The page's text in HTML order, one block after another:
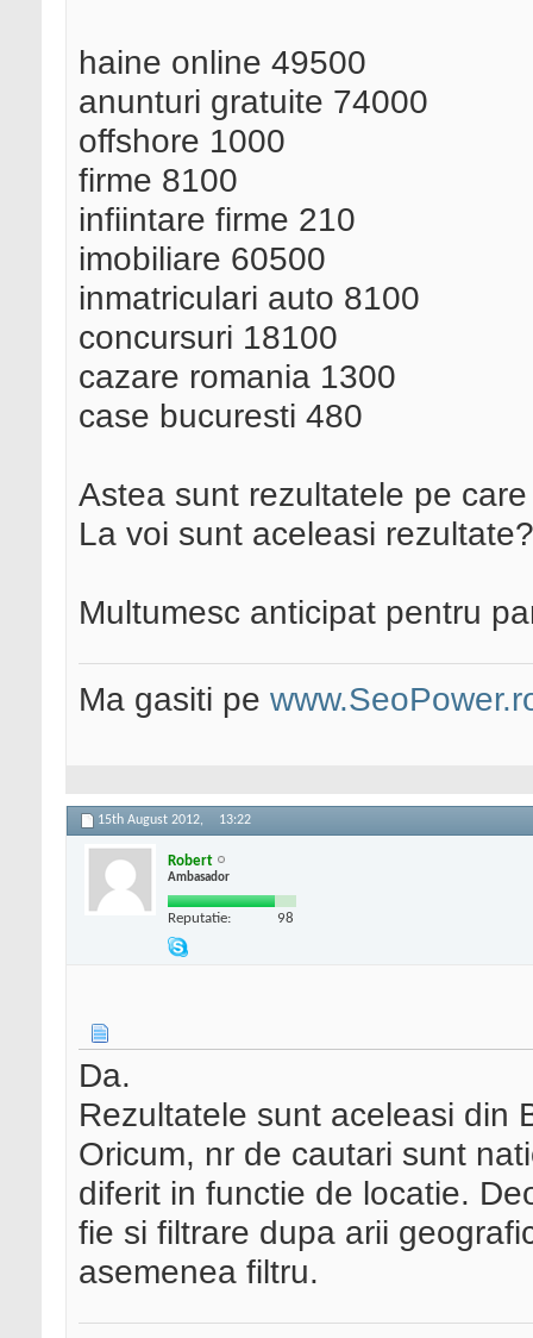
haine online 49500
anunturi gratuite 74000
offshore 1000
firme 8100
infiintare firme 210
imobiliare 60500
inmatriculari auto 8100
concursuri 18100
cazare romania 1300
case bucuresti 480
Astea sunt rezultatele pe
La voi sunt aceleasi rezultate?
Multumesc anticipat pentru
Ma gasiti pe
15th August 2012, 13:22
Robert
Ambasador
Reputatie: 98
Da.
Rezultatele sunt aceleasi din
Oricum, nr de cautari sunt
diferit in functie de locatie.
fie si filtrare dupa arii
asemenea filtru.